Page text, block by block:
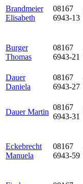
Brandmeier
Elisabeth
08167
6943-13
Burger
Thomas
08167
6943-21
Dauer
Daniela
08167
6943-27
Dauer Martin
08167
6943-31
Eckebrecht
Manuela
08167
6943-59